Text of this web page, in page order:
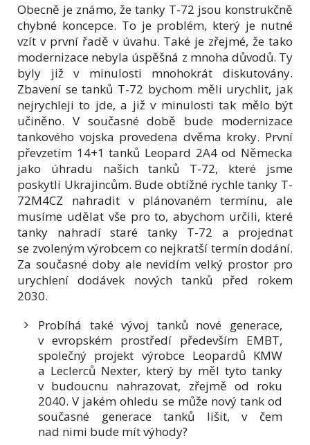
Obecně je známo, že tanky T-72 jsou konstrukčně
chybné koncepce. To je problém, který je nutné
vzít v první řadě v úvahu. Také je zřejmé, že tako
modernizace nebyla úspěšná z mnoha důvodů. Ty
byly již v minulosti mnohokrát diskutovány.
Zbavení se tanků T-72 bychom měli urychlit, jak
nejrychleji to jde, a již v minulosti tak mělo být
učiněno. V současné době bude modernizace
tankového vojska provedena dvěma kroky. První
převzetím 14+1 tanků Leopard 2A4 od Německa
jako úhradu našich tanků T-72, které jsme
poskytli Ukrajincům. Bude obtížné rychle tanky T-
72M4CZ nahradit v plánovaném termínu, ale
musíme udělat vše pro to, abychom určili, které
tanky nahradí staré tanky T-72 a projednat
se zvoleným výrobcem co nejkratší termín dodání.
Za současné doby ale nevidím velký prostor pro
urychlení dodávek nových tanků před rokem
2030.
Probíhá také vývoj tanků nové generace,
v evropském prostředí především EMBT,
společný projekt výrobce Leopardů KMW
a Leclerců Nexter, který by měl tyto tanky
v budoucnu nahrazovat, zřejmě od roku
2040. V jakém ohledu se může nový tank od
současné generace tanků lišit, v čem
nad nimi bude mít výhody?